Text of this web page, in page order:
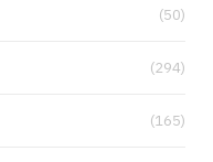
(50)
(294)
(165)